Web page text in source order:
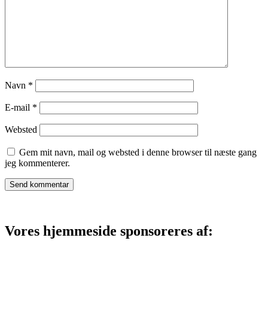
Navn *
E-mail *
Websted
Gem mit navn, mail og websted i denne browser til næste gang
jeg kommenterer.
Vores hjemmeside sponsoreres af: